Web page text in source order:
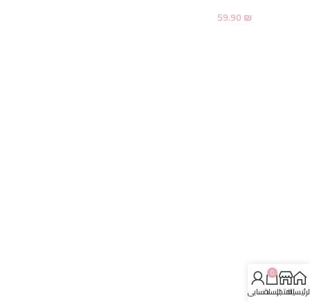
59.90₪
المتجر
0
السلةحسابي